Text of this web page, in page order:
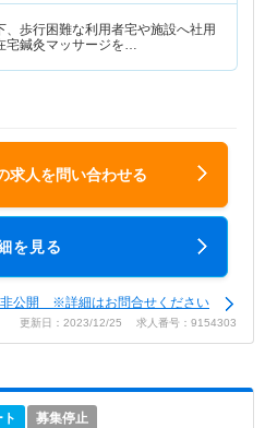
、歩行困難な利用者宅や施設へ社用
宅鍼灸マッサージを…
求人を問い合わせる
を見る
公開 ※詳細はお問合せください
更新日：2023/12/25 求人番号：9154303
募集停止